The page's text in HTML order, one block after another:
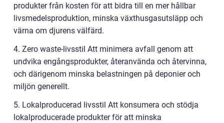
produkter från kosten för att bidra till en mer hållbar
livsmedelsproduktion, minska växthusgasutsläpp och
värna om djurens välfärd.
4. Zero waste-livsstil Att minimera avfall genom att
undvika engångsprodukter, återanvända och återvinna,
och därigenom minska belastningen på deponier och
miljön generellt.
5. Lokalproducerad livsstil Att konsumera och stödja
lokalproducerade produkter för att minska